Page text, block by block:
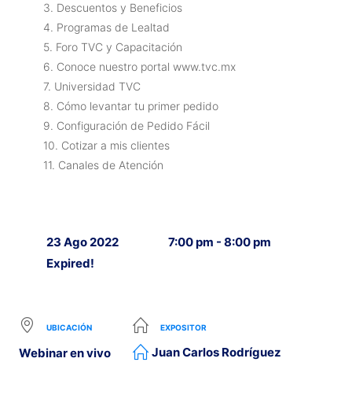
3. Descuentos y Beneficios
4. Programas de Lealtad
5. Foro TVC y Capacitación
6. Conoce nuestro portal www.tvc.mx
7. Universidad TVC
8. Cómo levantar tu primer pedido
9. Configuración de Pedido Fácil
10. Cotizar a mis clientes
11. Canales de Atención
23 Ago 2022
Expired!
7:00 pm - 8:00 pm
UBICACIÓN
Webinar en vivo
EXPOSITOR
Juan Carlos Rodríguez